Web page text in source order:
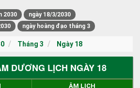
2030
ngày 18/3/2030
ngày hoàng đạo tháng 3
Tháng 3 Ngày 18
DƯƠNG LỊCH NGÀY 18
ÂM LỊCH